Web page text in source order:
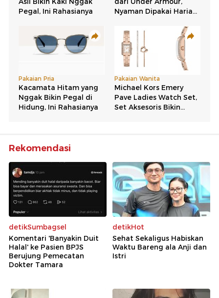
Rekomendasi
detikSumbagsel
Komentari 'Banyakin Duit
Halal' ke Pasien BPJS
Berujung Pemecatan
Dokter Tamara
detikHot
Sehat Sekaligus Habiskan
Waktu Bareng ala Anji dan
Istri